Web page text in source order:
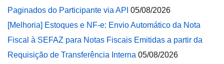
Paginados do Participante via API 05/08/2026
[Melhoria] Estoques e NF-e: Envio Automático da Nota
Fiscal à SEFAZ para Notas Fiscais Emitidas a partir da
Requisição de Transferência Interna 05/08/2026